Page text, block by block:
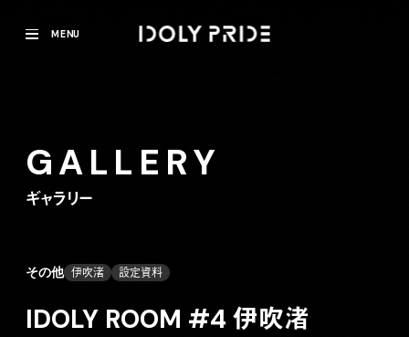
MENU
GALLERY
ギャラリー
その他 伊吹渚 設定資料
IDOLY ROOM #4 伊吹渚